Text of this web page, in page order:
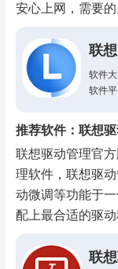
安心上网，需要
联
软件
软件
推荐软件：联想
联想驱动管理官
理软件，联想驱
动微调等功能于
配上最合适的驱动
联